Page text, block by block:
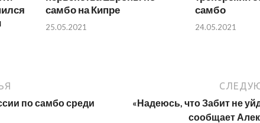
самбо на Кипре
25.05.2021
самбо
24.05.2021
по самбо среди
«Надеюсь, что Забит не
сообщает